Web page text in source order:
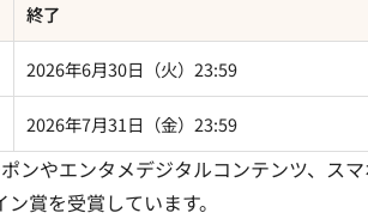
終了
2026年6月30日（火）23:59
2026年7月31日（金）23:59
ンやエンタメデジタルコンテンツ、ス
賞を受賞しています。